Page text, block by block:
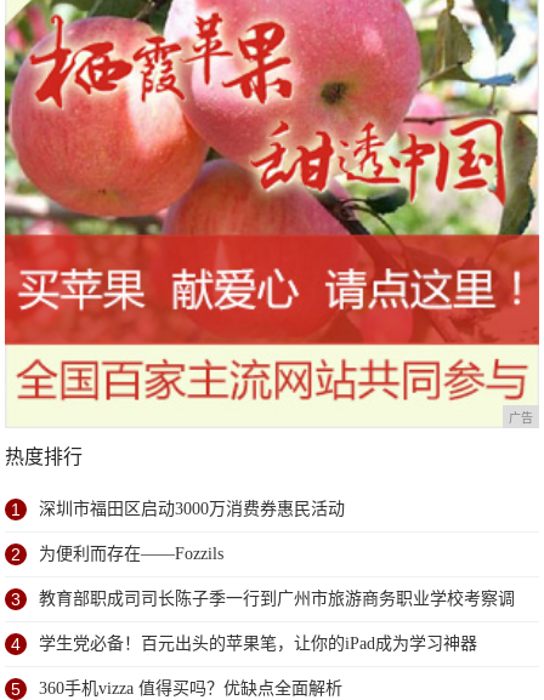
广告
热度排行
1 深圳市福田区启动3000万消费券惠民活动
2 为便利而存在——Fozzils
3 教育部职成司司长陈子季一行到广州市旅游商务职业学校考察调
研
4 学生党必备！百元出头的苹果笔，让你的iPad成为学习神器
5 360手机vizza 值得买吗？优缺点全面解析